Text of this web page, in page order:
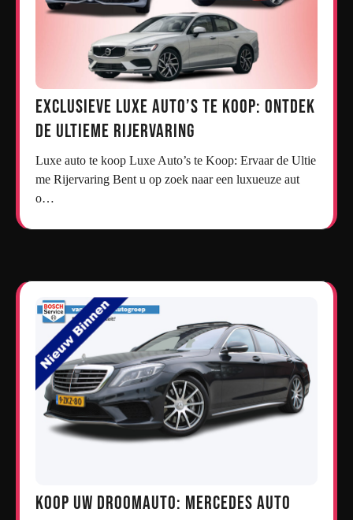
Exclusieve Luxe Auto’s te Koop: Ontdek
de Ultieme Rijervaring
Luxe auto te koop Luxe Auto’s te Koop: Ervaar de Ultie
me Rijervaring Bent u op zoek naar een luxueuze aut
o…
Koop uw droomauto: Mercedes auto